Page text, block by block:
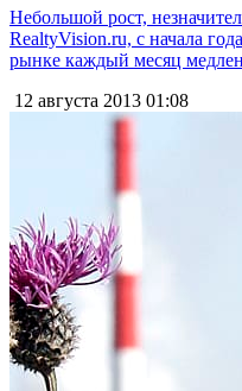
Небольшой рост,
RealtyVision.ru, с начала
рынке каждый месяц
12 августа 2013 01:08